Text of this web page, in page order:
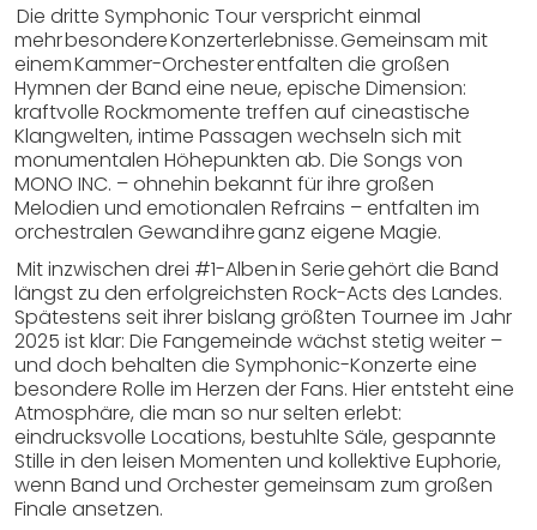
Die dritte Symphonic Tour verspricht einmal
mehr besondere Konzerterlebnisse. Gemeinsam mit
einem Kammer-Orchester entfalten die großen
Hymnen der Band eine neue, epische Dimension:
kraftvolle Rockmomente treffen auf cineastische
Klangwelten, intime Passagen wechseln sich mit
monumentalen Höhepunkten ab. Die Songs von
MONO INC. – ohnehin bekannt für ihre großen
Melodien und emotionalen Refrains – entfalten im
orchestralen Gewand ihre ganz eigene Magie.
Mit inzwischen drei #1-Alben in Serie gehört die Band
längst zu den erfolgreichsten Rock-Acts des Landes.
Spätestens seit ihrer bislang größten Tournee im Jahr
2025 ist klar: Die Fangemeinde wächst stetig weiter –
und doch behalten die Symphonic-Konzerte eine
besondere Rolle im Herzen der Fans. Hier entsteht eine
Atmosphäre, die man so nur selten erlebt:
eindrucksvolle Locations, bestuhlte Säle, gespannte
Stille in den leisen Momenten und kollektive Euphorie,
wenn Band und Orchester gemeinsam zum großen
Finale ansetzen.